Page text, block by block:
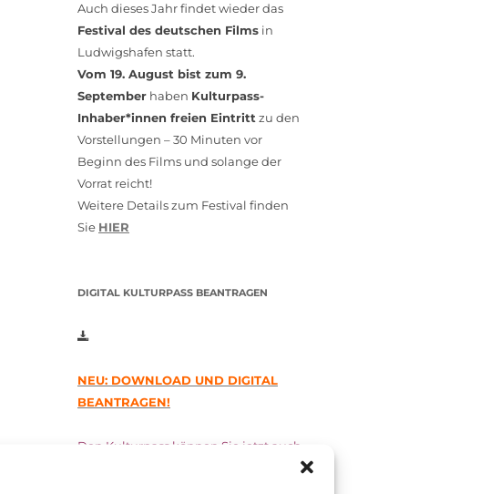
Auch dieses Jahr findet wieder das
Festival des deutschen Films in
Ludwigshafen statt.
Vom 19. August bist zum 9.
September haben Kulturpass-
Inhaber*innen freien Eintritt zu den
Vorstellungen – 30 Minuten vor
Beginn des Films und solange der
Vorrat reicht!
Weitere Details zum Festival finden
Sie HIER
DIGITAL KULTURPASS BEANTRAGEN
NEU: DOWNLOAD UND DIGITAL
BEANTRAGEN!
Den Kulturpass können Sie jetzt auch